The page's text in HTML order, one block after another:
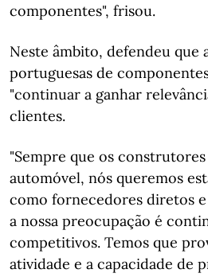
componentes", frisou.
Neste âmbito, defendeu que
portuguesas de
"continuar a ganhar
clientes.
"Sempre que os
automóvel, nós queremos
como fornecedores diretos
a nossa preocupação é
competitivos. Temos que
atividade e a capacidade de